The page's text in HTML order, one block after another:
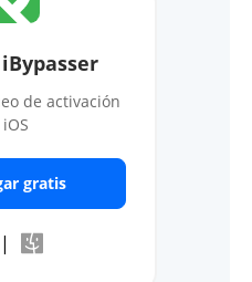
de activación
gratis
|